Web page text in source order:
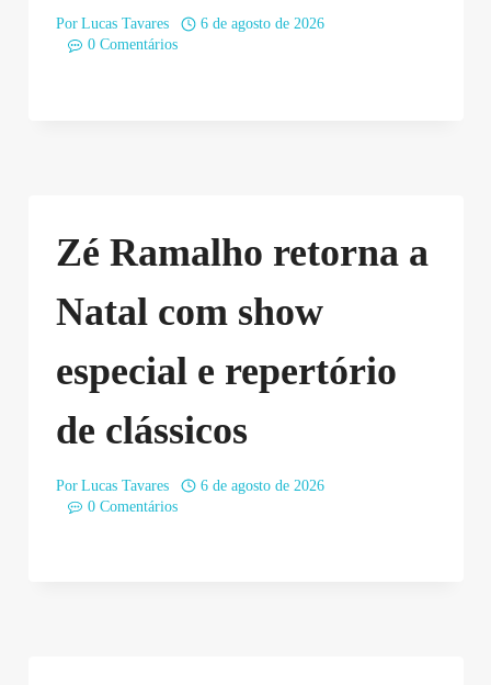
Por Lucas Tavares
6 de agosto de 2026
0 Comentários
Zé Ramalho retorna a
Natal com show
especial e repertório
de clássicos
Por Lucas Tavares
6 de agosto de 2026
0 Comentários